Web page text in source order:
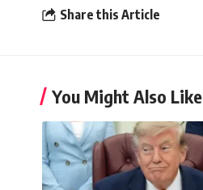
Share this Article
You Might Also Like